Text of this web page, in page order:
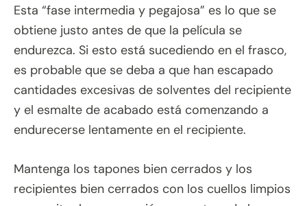
Esta “fase intermedia y pegajosa” es lo que se
obtiene justo antes de que la película se
endurezca. Si esto está sucediendo en el frasco,
es probable que se deba a que han escapado
cantidades excesivas de solventes del recipiente
y el esmalte de acabado está comenzando a
endurecerse lentamente en el recipiente.
Mantenga los tapones bien cerrados y los
recipientes bien cerrados con los cuellos limpios